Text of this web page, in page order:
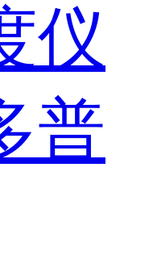
仪
普